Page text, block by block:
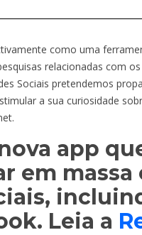
como uma
relacionadas com
Sociais pretendemos
a sua curiosidade
app
em
Leia a